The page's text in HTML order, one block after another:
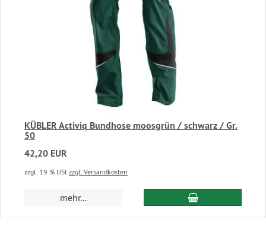
KÜBLER Activiq Bundhose moosgrün / schwarz / Gr.
50
42,20 EUR
zzgl. 19 % USt zzgl. Versandkosten
mehr... In den